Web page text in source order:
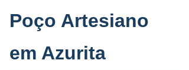
Poço Artesiano
em Azurita